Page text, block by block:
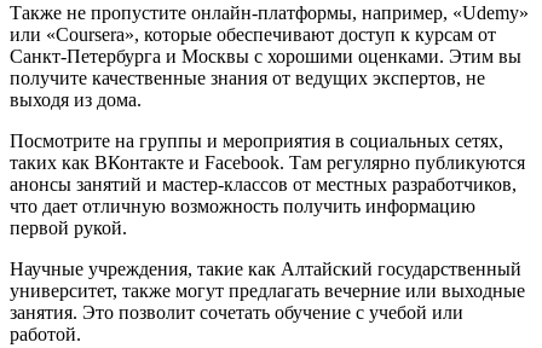
Также не пропустите онлайн-платформы, например, «Udemy»
или «Coursera», которые обеспечивают доступ к курсам от
Санкт-Петербурга и Москвы с хорошими оценками. Этим вы
получите качественные знания от ведущих экспертов, не
выходя из дома.
Посмотрите на группы и мероприятия в социальных сетях,
таких как ВКонтакте и Facebook. Там регулярно публикуются
анонсы занятий и мастер-классов от местных разработчиков,
что дает отличную возможность получить информацию
первой рукой.
Научные учреждения, такие как Алтайский государственный
университет, также могут предлагать вечерние или выходные
занятия. Это позволит сочетать обучение с учебой или
работой.